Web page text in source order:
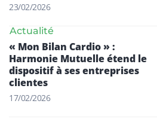
23/02/2026
Actualité
« Mon Bilan Cardio » :
Harmonie Mutuelle étend le
dispositif à ses entreprises
clientes
17/02/2026